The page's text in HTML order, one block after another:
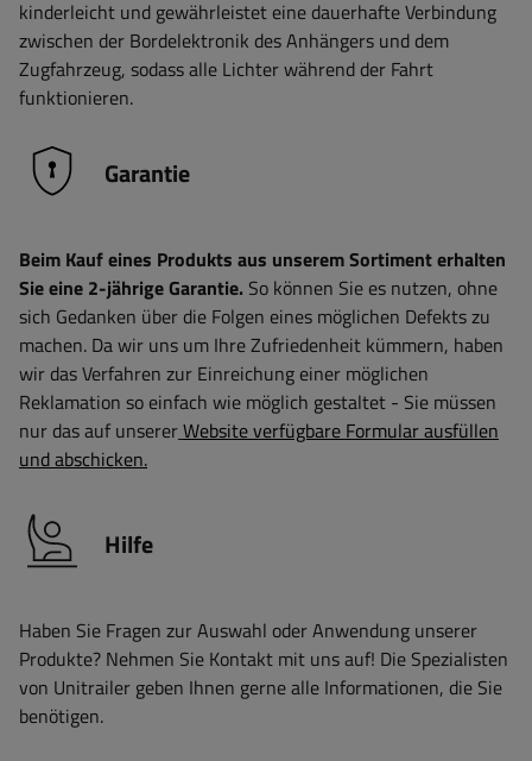
kinderleicht und gewährleistet eine dauerhafte Verbindung
zwischen der Bordelektronik des Anhängers und dem
Zugfahrzeug, sodass alle Lichter während der Fahrt
funktionieren.
Garantie
Beim Kauf eines Produkts aus unserem Sortiment erhalten
Sie eine 2-jährige Garantie. So können Sie es nutzen, ohne
sich Gedanken über die Folgen eines möglichen Defekts zu
machen. Da wir uns um Ihre Zufriedenheit kümmern, haben
wir das Verfahren zur Einreichung einer möglichen
Reklamation so einfach wie möglich gestaltet - Sie müssen
nur das auf unsererWebsite verfügbare Formular ausfüllen
und abschicken.
Hilfe
Haben Sie Fragen zur Auswahl oder Anwendung unserer
Produkte? Nehmen Sie Kontakt mit uns auf! Die Spezialisten
von Unitrailer geben Ihnen gerne alle Informationen, die Sie
benötigen.